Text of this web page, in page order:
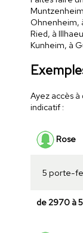
Ohnenheim,
Ried, à
Kunheim, à
Ayez accès
indicatif :
Rose
5 porte-
de 2970 à